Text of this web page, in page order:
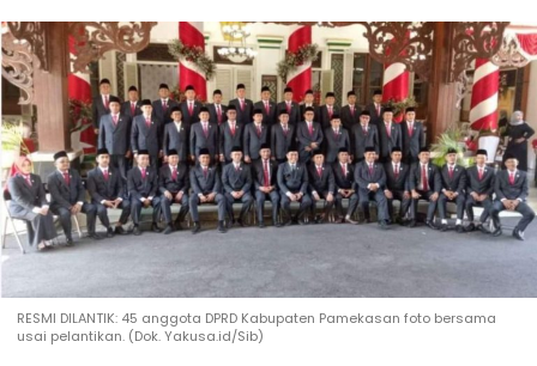
RESMI DILANTIK: 45 anggota DPRD Kabupaten Pamekasan foto bersama
usai pelantikan. (Dok. Yakusa.id/Sib)